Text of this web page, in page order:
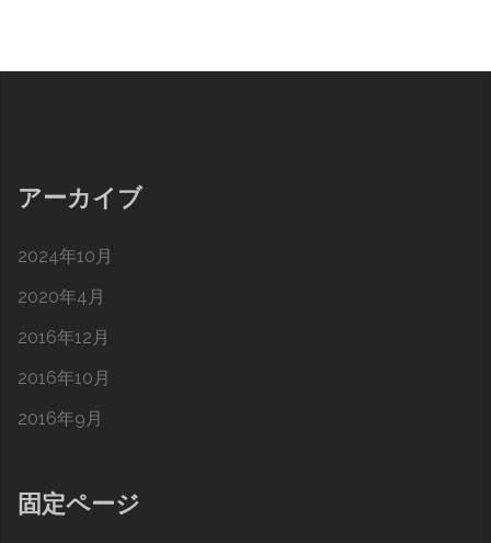
アーカイブ
2024年10月
2020年4月
2016年12月
2016年10月
2016年9月
固定ページ